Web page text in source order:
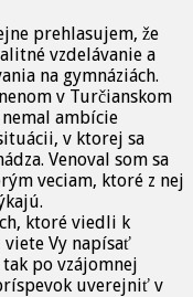
prehlasujem, že
vzdelávanie a
na gymnáziách.
v Turčianskom
nemal ambície
v ktorej sa
Venoval som sa
veciam, ktoré z nej
ktoré viedli k
Vy napísať
po vzájomnej
uverejniť v